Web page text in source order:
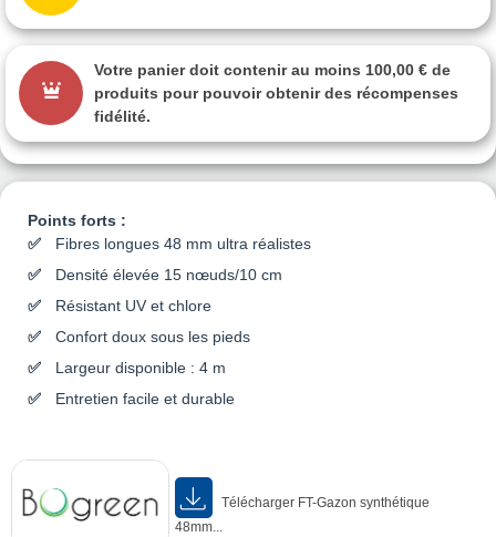
Points forts :
Fibres longues 48 mm ultra réalistes
Densité élevée 15 nœuds/10 cm
Résistant UV et chlore
Confort doux sous les pieds
Largeur disponible : 4 m
Entretien facile et durable
Télécharger FT-Gazon synthétique
48mm...
Votre panier doit contenir au moins 100,00 € de
produits pour pouvoir obtenir des récompenses
fidélité.